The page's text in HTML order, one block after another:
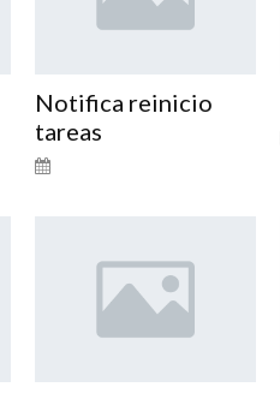
Notifica reinicio
tareas